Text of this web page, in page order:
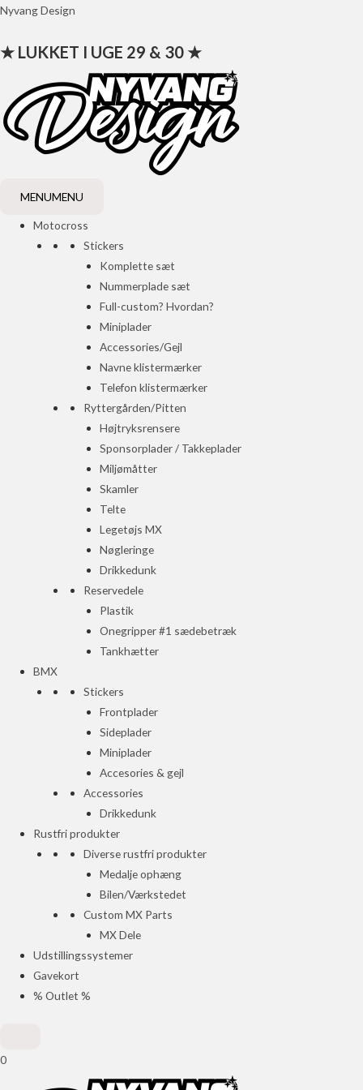
Gå
indholdet
Nyvang Design
★ LUKKET I UGE 29 & 30 ★
MENUMENU
Motocross
Stickers
Komplette sæt
Nummerplade sæt
Full-custom? Hvordan?
Miniplader
Accessories/Gejl
Navne klistermærker
Telefon klistermærker
Ryttergården/Pitten
Højtryksrensere
Sponsorplader / Takkeplader
Miljømåtter
Skamler
Telte
Legetøjs MX
Nøgleringe
Drikkedunk
Reservedele
Plastik
Onegripper #1 sædebetræk
Tankhætter
BMX
Stickers
Frontplader
Sideplader
Miniplader
Accesories & gejl
Accessories
Drikkedunk
Rustfri produkter
Diverse rustfri produkter
Medalje ophæng
Bilen/Værkstedet
Custom MX Parts
MX Dele
Udstillingssystemer
Gavekort
% Outlet %
0